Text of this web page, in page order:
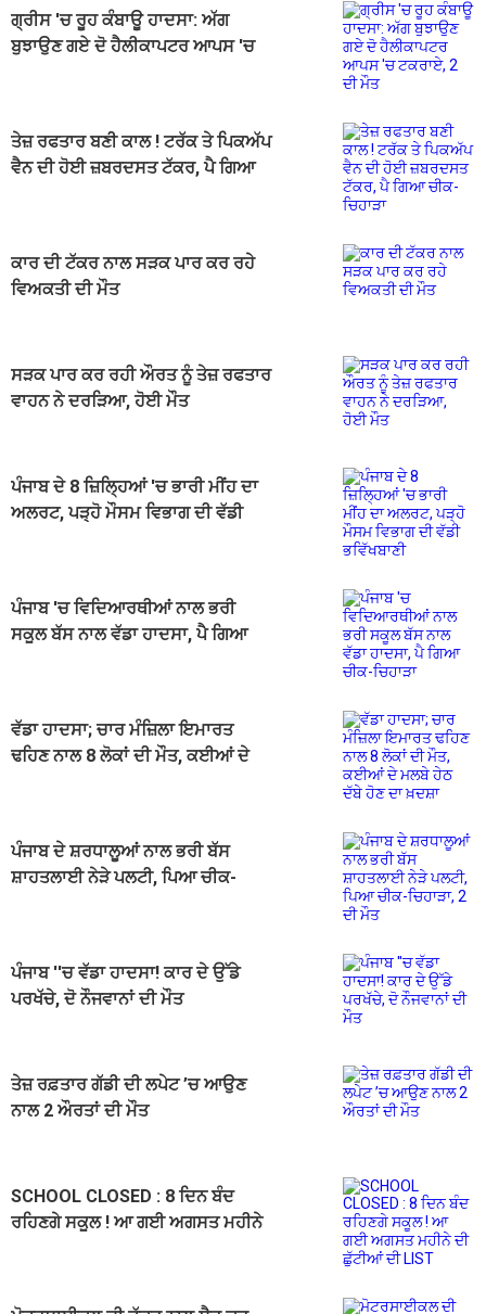
ਗ੍ਰੀਸ 'ਚ ਰੂਹ ਕੰਬਾਊ ਹਾਦਸਾ: ਅੱਗ
ਬੁਝਾਉਣ ਗਏ ਦੋ ਹੈਲੀਕਾਪਟਰ ਆਪਸ 'ਚ
ਤੇਜ਼ ਰਫਤਾਰ ਬਣੀ ਕਾਲ ! ਟਰੱਕ ਤੇ ਪਿਕਅੱਪ
ਵੈਨ ਦੀ ਹੋਈ ਜ਼ਬਰਦਸਤ ਟੱਕਰ, ਪੈ ਗਿਆ
ਕਾਰ ਦੀ ਟੱਕਰ ਨਾਲ ਸੜਕ ਪਾਰ ਕਰ ਰਹੇ
ਵਿਅਕਤੀ ਦੀ ਮੌਤ
ਸੜਕ ਪਾਰ ਕਰ ਰਹੀ ਔਰਤ ਨੂੰ ਤੇਜ਼ ਰਫਤਾਰ
ਵਾਹਨ ਨੇ ਦਰੜਿਆ, ਹੋਈ ਮੌਤ
ਪੰਜਾਬ ਦੇ 8 ਜ਼ਿਲ੍ਹਿਆਂ 'ਚ ਭਾਰੀ ਮੀਂਹ ਦਾ
ਅਲਰਟ, ਪੜ੍ਹੋ ਮੌਸਮ ਵਿਭਾਗ ਦੀ ਵੱਡੀ
ਪੰਜਾਬ 'ਚ ਵਿਦਿਆਰਥੀਆਂ ਨਾਲ ਭਰੀ
ਸਕੂਲ ਬੱਸ ਨਾਲ ਵੱਡਾ ਹਾਦਸਾ, ਪੈ ਗਿਆ
ਵੱਡਾ ਹਾਦਸਾ; ਚਾਰ ਮੰਜ਼ਿਲਾ ਇਮਾਰਤ
ਢਹਿਣ ਨਾਲ 8 ਲੋਕਾਂ ਦੀ ਮੌਤ, ਕਈਆਂ ਦੇ
ਪੰਜਾਬ ਦੇ ਸ਼ਰਧਾਲੂਆਂ ਨਾਲ ਭਰੀ ਬੱਸ
ਸ਼ਾਹਤਲਾਈ ਨੇੜੇ ਪਲਟੀ, ਪਿਆ ਚੀਕ-
ਪੰਜਾਬ ''ਚ ਵੱਡਾ ਹਾਦਸਾ! ਕਾਰ ਦੇ ਉੱਡੇ
ਪਰਖੱਚੇ, ਦੋ ਨੌਜਵਾਨਾਂ ਦੀ ਮੌਤ
ਤੇਜ਼ ਰਫ਼ਤਾਰ ਗੱਡੀ ਦੀ ਲਪੇਟ ’ਚ ਆਉਣ
ਨਾਲ 2 ਔਰਤਾਂ ਦੀ ਮੌਤ
SCHOOL CLOSED : 8 ਦਿਨ ਬੰਦ
ਰਹਿਣਗੇ ਸਕੂਲ ! ਆ ਗਈ ਅਗਸਤ ਮਹੀਨੇ